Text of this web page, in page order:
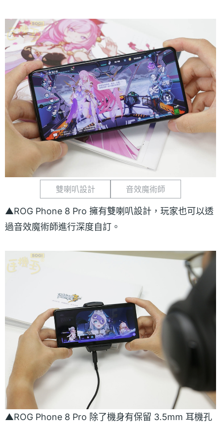
雙喇叭設計 音效魔術師
▲ROG Phone 8 Pro 擁有雙喇叭設計，玩家也可以透
過音效魔術師進行深度自訂。
▲ROG Phone 8 Pro 除了機身有保留 3.5mm 耳機孔